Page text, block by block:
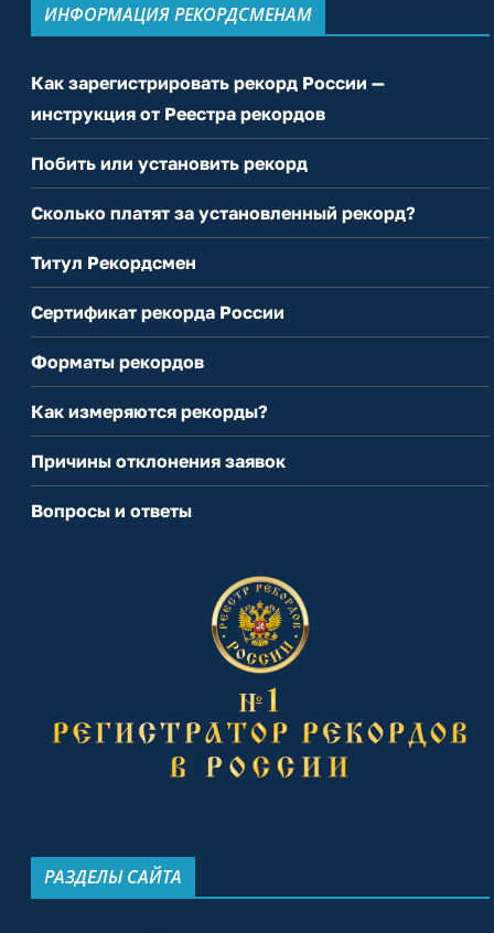
ИНФОРМАЦИЯ РЕКОРДСМЕНАМ
Как зарегистрировать рекорд России —
инструкция от Реестра рекордов
Побить или установить рекорд
Сколько платят за установленный рекорд?
Титул Рекордсмен
Сертификат рекорда России
Форматы рекордов
Как измеряются рекорды?
Причины отклонения заявок
Вопросы и ответы
РАЗДЕЛЫ САЙТА